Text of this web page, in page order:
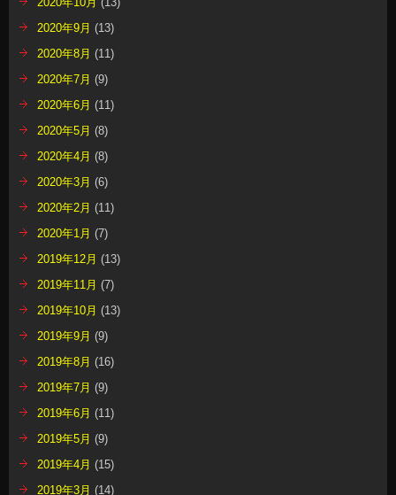
2020年9月 (13)
2020年8月 (11)
2020年7月 (9)
2020年6月 (11)
2020年5月 (8)
2020年4月 (8)
2020年3月 (6)
2020年2月 (11)
2020年1月 (7)
2019年12月 (13)
2019年11月 (7)
2019年10月 (13)
2019年9月 (9)
2019年8月 (16)
2019年7月 (9)
2019年6月 (11)
2019年5月 (9)
2019年4月 (15)
2019年3月 (14)